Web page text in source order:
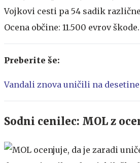
Vojkovi cesti pa 54 sadik
Ocena občine: 11.500 evrov škode.
Preberite še:
Vandali znova uničili na
Sodni cenilec: MOL z